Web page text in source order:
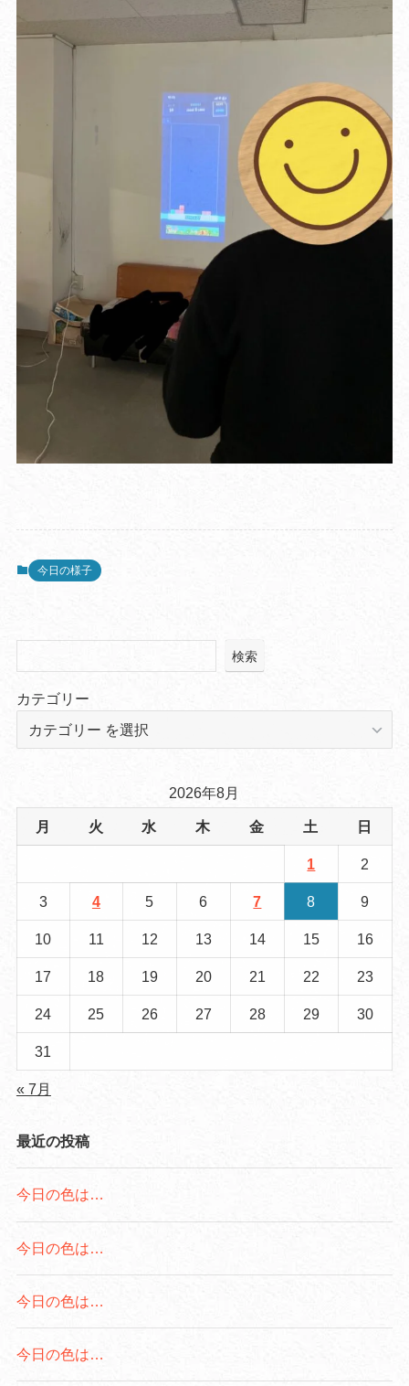
今日の様子
検索
カテゴリー
2026年8月
月 火 水 木 金 土 日
1 2
3 4 5 6 7 8 9
10 11 12 13 14 15 16
17 18 19 20 21 22 23
24 25 26 27 28 29 30
31
« 7月
最近の投稿
今日の色は…
今日の色は…
今日の色は…
今日の色は…